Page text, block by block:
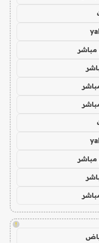
مباشر
مباشر
!